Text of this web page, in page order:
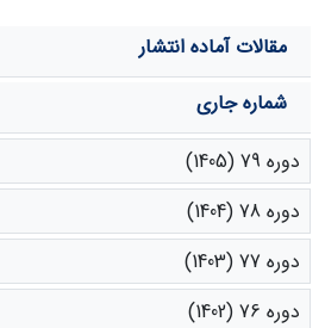
مقالات آماده انتشار
شماره جاری
دوره 79 (1405)
دوره 78 (1404)
دوره 77 (1403)
دوره 76 (1402)